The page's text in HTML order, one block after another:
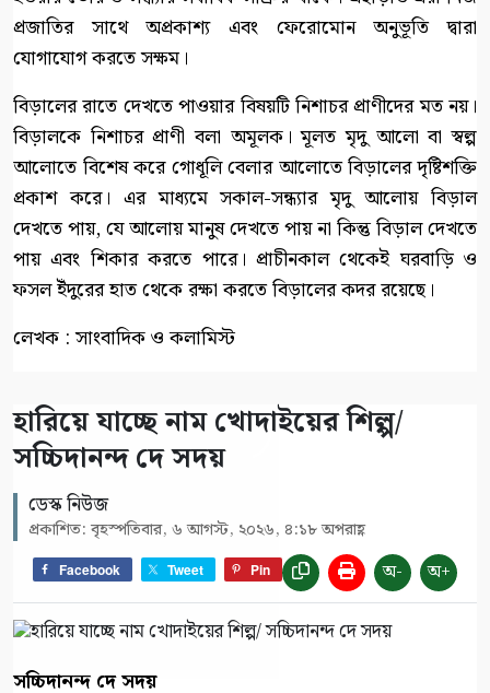
প্রজাতির সাথে অপ্রকাশ্য এবং ফেরোমোন অনুভূতি দ্বারা
যোগাযোগ করতে সক্ষম।
বিড়ালের রাতে দেখতে পাওয়ার বিষয়টি নিশাচর প্রাণীদের মত নয়।
বিড়ালকে নিশাচর প্রাণী বলা অমূলক। মূলত মৃদু আলো বা স্বল্প
আলোতে বিশেষ করে গোধূলি বেলার আলোতে বিড়ালের দৃষ্টিশক্তি
প্রকাশ করে। এর মাধ্যমে সকাল-সন্ধ্যার মৃদু আলোয় বিড়াল
দেখতে পায়, যে আলোয় মানুষ দেখতে পায় না কিন্তু বিড়াল দেখতে
পায় এবং শিকার করতে পারে। প্রাচীনকাল থেকেই ঘরবাড়ি ও
ফসল ইঁদুরের হাত থেকে রক্ষা করতে বিড়ালের কদর রয়েছে।
লেখক : সাংবাদিক ও কলামিস্ট
হারিয়ে যাচ্ছে নাম খোদাইয়ের শিল্প/
সচ্চিদানন্দ দে সদয়
ডেস্ক নিউজ
প্রকাশিত: বৃহস্পতিবার, ৬ আগস্ট, ২০২৬, ৪:১৮ অপরাহ্ণ
Facebook Tweet Pin অ- অ+
সচ্চিদানন্দ দে সদয়